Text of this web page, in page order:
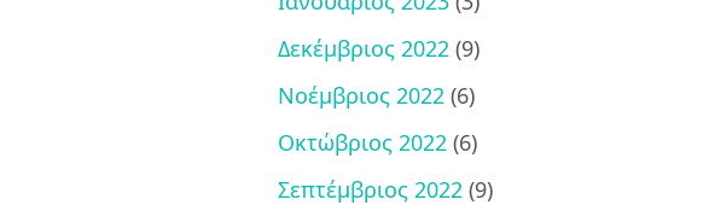
Δεκέμβριος 2022 (9)
Νοέμβριος 2022 (6)
Οκτώβριος 2022 (6)
Σεπτέμβριος 2022 (9)